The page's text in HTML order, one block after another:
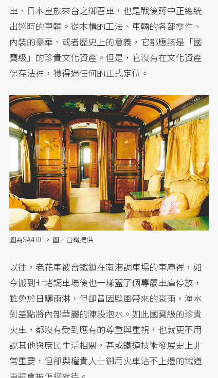
車、日本皇族來台之御召車，也是戰後蔣中正總統
出巡時的車輛。從木構的工法、車輛的各部零件、
內裝的豪華、或者歷史上的意義，它都應該是「國
寶級」的珍貴文化資產。但是，它沒有在文化資產
保存法裡，獲得過任何的正式定位。
圖為SA4101。 圖／台鐵提供
以往，老花車被台鐵鎖在南港調車場的車庫裡，如
今搬到七堵調車場後也一樣蓋了個專屬車庫停放，
雖免於日曬雨淋，但卻曾因颱風帶來的豪雨，淹水
到差點將內部華麗的陳設泡水。如此國寶級的珍貴
火車，都沒有受到應有的尊重與重視，也就更不用
說其他與庶民生活相關，甚或鐵道技術發展史上非
常重要，但卻與權貴人士御用火車沾不上邊的鐵道